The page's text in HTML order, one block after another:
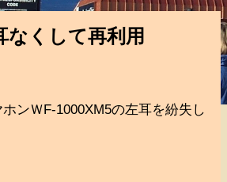
なくして再利用
ンＷF-1000XM5の左耳を紛失し